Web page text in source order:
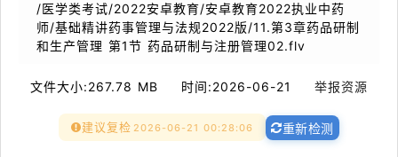
/医学类考试/2022安卓教育/安卓教育2022执业中药
师/基础精讲药事管理与法规2022版/11.第3章药品研制
和生产管理 第1节 药品研制与注册管理02.flv
文件大小:267.78 MB 时间:2026-06-21 举报资源
建议复检 2026-06-21 00:28:06 重新检测